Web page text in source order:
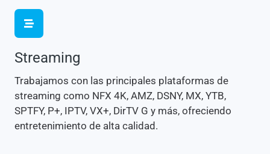
Streaming
Trabajamos con las principales plataformas de
streaming como NFX 4K, AMZ, DSNY, MX, YTB,
SPTFY, P+, IPTV, VX+, DirTV G y más, ofreciendo
entretenimiento de alta calidad.